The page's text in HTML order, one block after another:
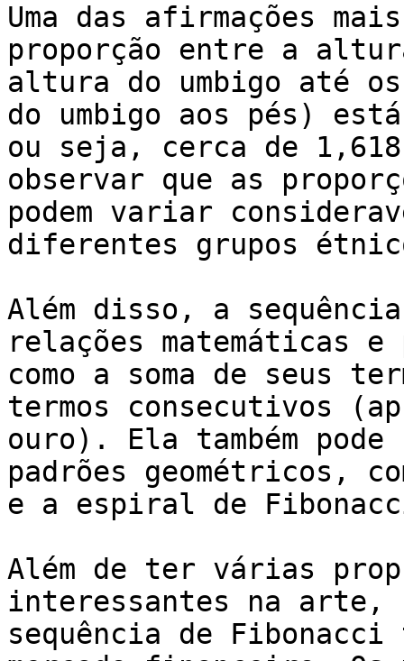
Uma das afirmações
proporção entre a
altura do umbigo até
do umbigo aos pés)
ou seja, cerca de
observar que as
podem variar
diferentes grupos
Além disso, a
relações matemáticas
como a soma de seus
termos consecutivos
ouro). Ela também
padrões geométricos,
e a espiral de
Além de ter várias
interessantes na arte,
sequência de